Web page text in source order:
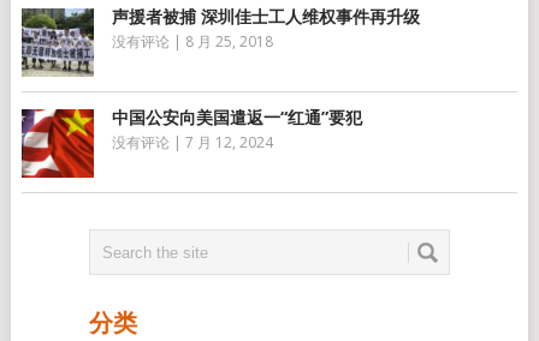
声援者被捕 深圳佳士工人维权事件再升级
没有评论 | 8 月 25, 2018
中国公安向美国遣返一“红通”要犯
没有评论 | 7 月 12, 2024
分类